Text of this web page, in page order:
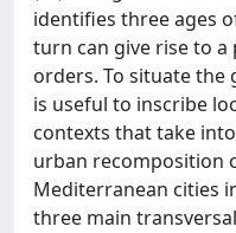
identifies three ages
turn can give rise to
orders. To situate the
is useful to inscribe
contexts that take
urban recomposition
Mediterranean cities
three main